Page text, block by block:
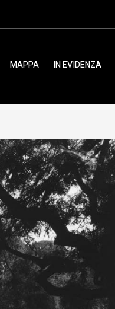
MAPPA IN EVIDENZA